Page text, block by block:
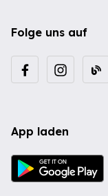
Folge uns auf
App laden